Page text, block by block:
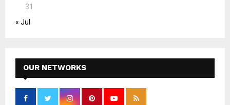
31
« Jul
OUR NETWORKS